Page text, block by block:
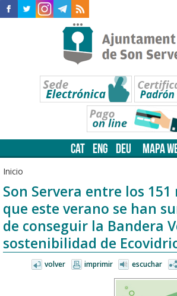
CAT ENG DEU MAPA
Inicio
Son Servera entre los
que este verano se han
de conseguir la Bandera
sostenibilidad de
volver imprimir escuchar